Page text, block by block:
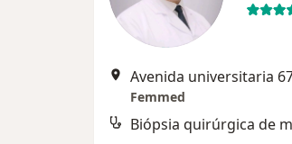
Avenida universitaria
Femmed